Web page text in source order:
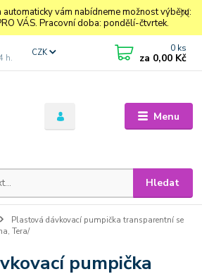
vám nabídneme možnost výběru:
VÁS. Pracovní doba: pondělí-čtvrtek.
Menu
CZK
Hledat
h.
0 ks
za 0,00 Kč
Plastová dávkovací pumpička transparentní se
Tera/
pumpička